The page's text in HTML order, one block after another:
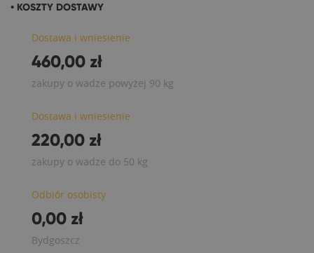
• KOSZTY DOSTAWY
Dostawa i wniesienie
460,00 zł
zakupy o wadze powyżej 90 kg
Dostawa i wniesienie
220,00 zł
zakupy o wadze do 50 kg
Odbiór osobisty
0,00 zł
Bydgoszcz